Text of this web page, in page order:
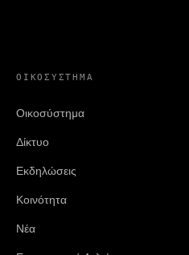
ΟΙΚΟΣΎΣΤΗΜΑ
Οικοσύστημα
Δίκτυο
Εκδηλώσεις
Κοινότητα
Νέα